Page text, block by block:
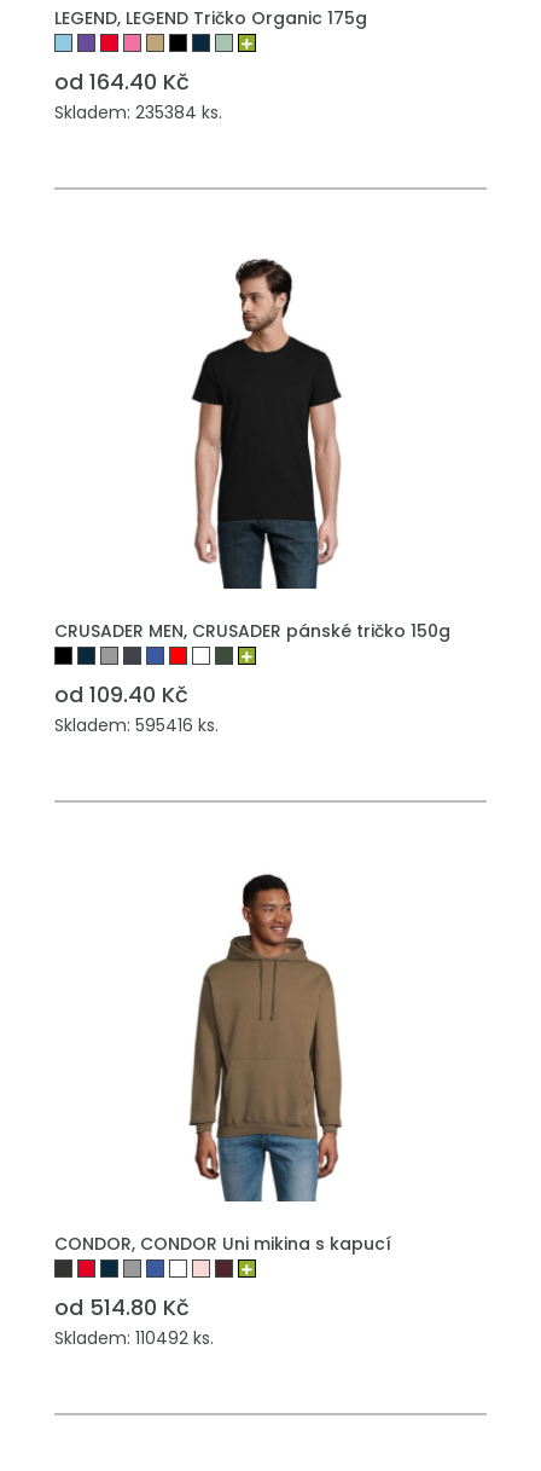
LEGEND, LEGEND Tričko Organic 175g
od 164.40 Kč
Skladem: 235384 ks.
CRUSADER MEN, CRUSADER pánské tričko 150g
od 109.40 Kč
Skladem: 595416 ks.
CONDOR, CONDOR Uni mikina s kapucí
od 514.80 Kč
Skladem: 110492 ks.